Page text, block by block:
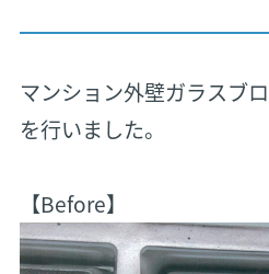
マンション外壁ガラスブ
を行いました。
【Before】